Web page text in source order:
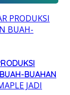
BUAHAN